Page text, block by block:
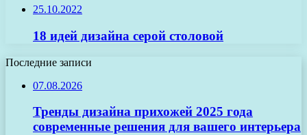
25.10.2022
18 идей дизайна серой столовой
Последние записи
07.08.2026
Тренды дизайна прихожей 2025 года
современные решения для вашего интерьера